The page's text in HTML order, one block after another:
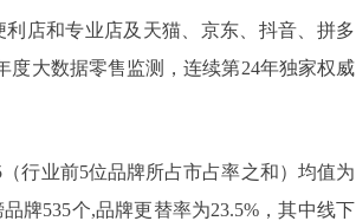
店和专业店及天猫、京东、抖音、拼多
度大数据零售监测，连续第24年独家权威
行业前5位品牌所占市占率之和）均值为
牌535个,品牌更替率为23.5%，其中线下